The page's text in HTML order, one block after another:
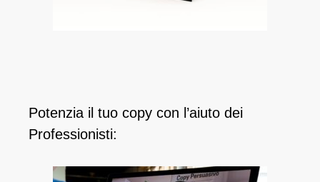
Potenzia il tuo copy con l’aiuto dei
Professionisti: